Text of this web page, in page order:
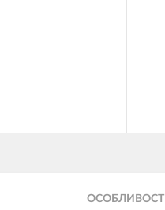
ОСОБЛИВОСТІ